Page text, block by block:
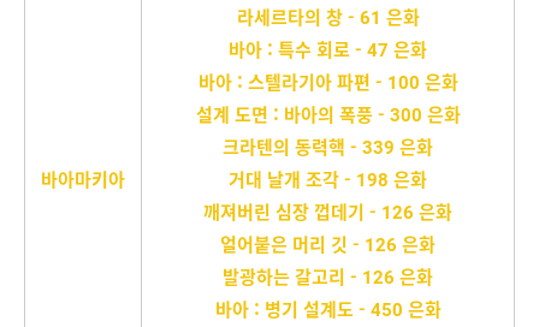
바아마키아
라세르타의 창 - 61 은화
바아 : 특수 회로 - 47 은화
바아 : 스텔라기아 파편 - 100 은화
설계 도면 : 바아의 폭풍 - 300 은화
크라텐의 동력핵 - 339 은화
거대 날개 조각 - 198 은화
깨져버린 심장 껍데기 - 126 은화
얼어붙은 머리 깃 - 126 은화
발광하는 갈고리 - 126 은화
바아 : 병기 설계도 - 450 은화